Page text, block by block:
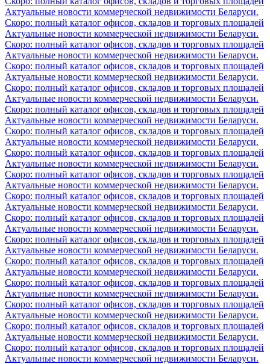
Актуальные новости коммерческой недвижимости Беларуси.
Скоро: полный каталог офисов, складов и торговых площадей
Актуальные новости коммерческой недвижимости Беларуси.
Скоро: полный каталог офисов, складов и торговых площадей
Актуальные новости коммерческой недвижимости Беларуси.
Скоро: полный каталог офисов, складов и торговых площадей
Актуальные новости коммерческой недвижимости Беларуси.
Скоро: полный каталог офисов, складов и торговых площадей
Актуальные новости коммерческой недвижимости Беларуси.
Скоро: полный каталог офисов, складов и торговых площадей
Актуальные новости коммерческой недвижимости Беларуси.
Скоро: полный каталог офисов, складов и торговых площадей
Актуальные новости коммерческой недвижимости Беларуси.
Скоро: полный каталог офисов, складов и торговых площадей
Актуальные новости коммерческой недвижимости Беларуси.
Скоро: полный каталог офисов, складов и торговых площадей
Актуальные новости коммерческой недвижимости Беларуси.
Скоро: полный каталог офисов, складов и торговых площадей
Актуальные новости коммерческой недвижимости Беларуси.
Скоро: полный каталог офисов, складов и торговых площадей
Актуальные новости коммерческой недвижимости Беларуси.
Скоро: полный каталог офисов, складов и торговых площадей
Актуальные новости коммерческой недвижимости Беларуси.
Скоро: полный каталог офисов, складов и торговых площадей
Актуальные новости коммерческой недвижимости Беларуси.
Скоро: полный каталог офисов, складов и торговых площадей
Актуальные новости коммерческой недвижимости Беларуси.
Скоро: полный каталог офисов, складов и торговых площадей
Актуальные новости коммерческой недвижимости Беларуси.
Скоро: полный каталог офисов, складов и торговых площадей
Актуальные новости коммерческой недвижимости Беларуси.
Скоро: полный каталог офисов, складов и торговых площадей
Актуальные новости коммерческой недвижимости Беларуси.